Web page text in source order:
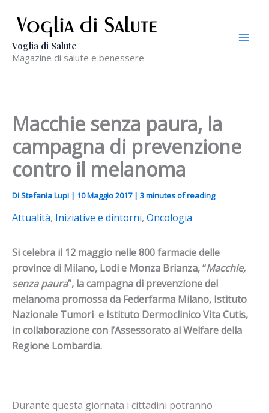
contenuto
Voglia di Salute
Magazine di salute e benessere
Macchie senza paura, la
campagna di prevenzione
contro il melanoma
DiStefania Lupi | 10 Maggio 2017 | 3 minutes of reading
Attualità, Iniziative e dintorni, Oncologia
Si celebra il 12 maggio nelle 800 farmacie delle
province di Milano, Lodi e Monza Brianza, “Macchie,
senza paura”, la campagna di prevenzione del
melanoma promossa da Federfarma Milano, Istituto
Nazionale Tumori e Istituto Dermoclinico Vita Cutis,
in collaborazione con l’Assessorato al Welfare della
Regione Lombardia.
Durante questa giornata i cittadini potranno